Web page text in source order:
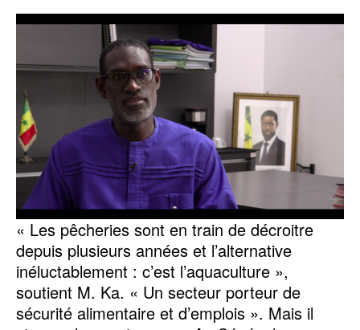
« Les pêcheries sont en train de décroitre
depuis plusieurs années et l’alternative
inéluctablement : c’est l’aquaculture »,
soutient M. Ka. « Un secteur porteur de
sécurité alimentaire et d’emplois ». Mais il